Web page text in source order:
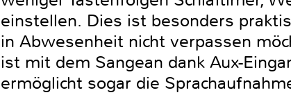
einstellen. Dies ist besonders
in Abwesenheit nicht verpassen
ist mit dem Sangean dank Aux-
ermöglicht sogar die